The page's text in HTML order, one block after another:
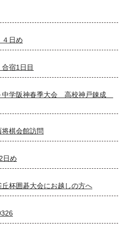
日め
宿1日目
学阪神春季大会 高校神戸錬成
棋会館訪問
日め
杯囲碁大会にお越しの方へ